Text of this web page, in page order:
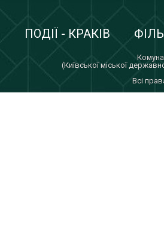
ПОДІЇ - КРАКІВ
(Київської міської
Всi